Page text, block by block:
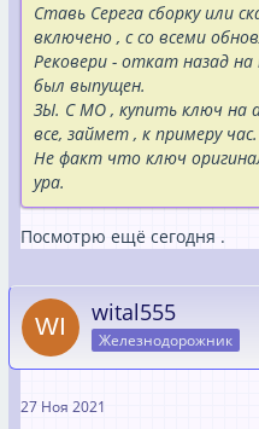
Ставь Серега сборку или
включено , с со всеми
Рековери - откат назад
был выпущен.
ЗЫ. С МО , купить ключ на
все, займет , к примеру час.
Не факт что ключ
ура.
Посмотрю ещё сегодня .
wital555
Железнодорожник
27 Ноя 2021